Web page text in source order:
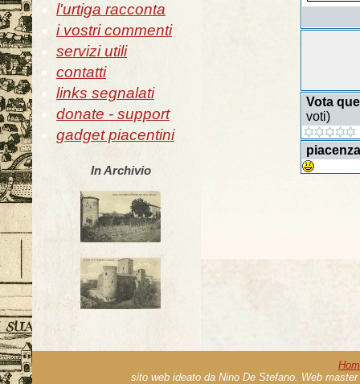
l'urtiga racconta
i vostri commenti
servizi utili
contatti
links segnalati
donate - support
gadget piacentini
In Archivio
Vota
voti)
sito web ideato da Nino De Stefano. Web